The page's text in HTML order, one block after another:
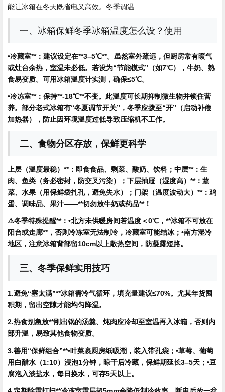
能让冰箱在冬天既省电又高效。冬季调温
一、冰箱保鲜冬季冰箱温度怎么设？使用
•冷藏室**：建议设定在**3–5℃**。虽然室外疏远，但厨房常有暖气
或灶台余热，室温未必低。若设为“节能模式”（如7℃），牛奶、熟
食易变质。可用冰箱温度计实测，确保≤5℃。
•冷冻室**：保持**-18℃**不变。此温度可长期抑制微生物并锁住营
养。部分老式冰箱有“冬夏调节开关”，冬季应拨至“开”（启动补偿
加热器），防止因环境温度过低导致压缩机不工作。
二、食物分区存放，保鲜更科学
上层（温度最稳）**：即食食品、剩菜、酸奶、饮料； 中层**：生
肉、鱼类（务必密封，防交叉污染）； 下层抽屉（湿度高）**：蔬
菜、水果（用保鲜袋扎孔，避免失水）； 门架（温度波动大）**：鸡
蛋、调味品、果汁——**切勿放牛奶或药品**！
⚠️冬季特殊提醒**：•北方未供暖房间若温度＜0℃，**冰箱不可放在
阳台或走廊**，否则冷冻室无法制冷，冷藏室可能结冰；•南方湿冷
地区，注意冰箱背部留10cm以上散热空间，防凝露短路。
三、冬季保鲜实用技巧
1.避免“塞太满”**冰箱需冷气循环，填充量建议≤70%。尤其年货囤
积期，留出空隙才能均匀降温。
2.热食别急放**刚出锅的汤羹、炖肉应冷却至室温再入冰箱，否则内
部升温，易致其他食物变质。
3.善用“保鲜组合”**•叶菜裹厨房纸吸潮，装入带孔袋；•草莓、葡萄
用白醋水（1:10）浸泡1分钟，晾干后冷藏，保鲜期延长3–5天；•豆
腐泡入淡盐水，每日换水，可存5天以上。